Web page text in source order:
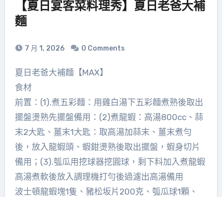
【夏日宴客菜料理秀】夏日老爸大補
麵
7 月 1, 2026 0 Comments
夏日老爸大補麵【MAX】
食材
前置：(1).煮五彩麵：用雞白湯下五彩麵煮熟後取出
擺盤燙熟先擺盤備用：(2)煮龍蝦：高湯800cc、蒜
末2大匙、薑末1大匙：取高湯加蒜末、薑末煮勻
後，放入龍蝦頭、蝦鉗燙熟後取出擺盤，蝦身切片
備用；(3).瓠瓜用挖球器挖圓球，剩下料加入煮龍蝦
高湯煮軟後放入調理機打勻後過濾出高湯備用
波士頓龍蝦塊1隻、豬松坂片200克、瓠瓜球1顆、